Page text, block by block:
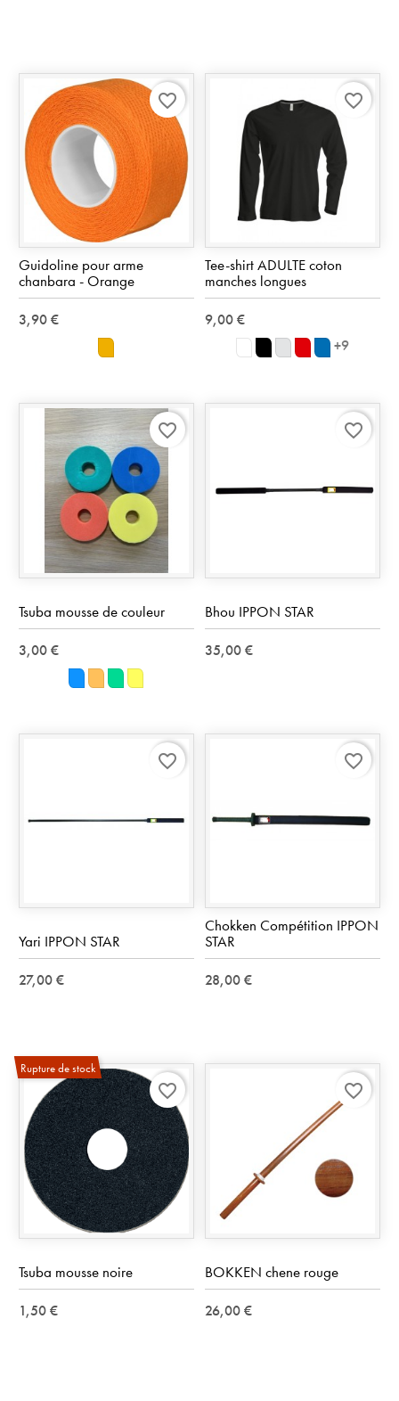
Guidoline pour arme
chanbara - Orange
3,90 €
favorite_border
Tee-shirt ADULTE coton
manches longues
9,00 €
blanc noir Ash rougeRoyal
+9
favorite_border
Tsuba mousse de couleur
3,00 €
Bleu
Orange
Vert Jaune
favorite_border
Bhou IPPON STAR
35,00 €
favorite_border
Yari IPPON STAR
27,00 €
favorite_border
Chokken Compétition IPPON
STAR
28,00 €
favorite_border
Rupture de stock
Tsuba mousse noire
1,50 €
favorite_border
BOKKEN chene rouge
26,00 €
favorite_border